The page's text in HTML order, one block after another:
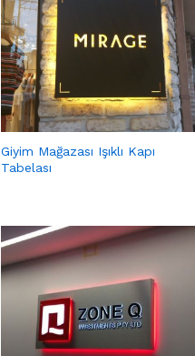
Giyim Mağazası Işıklı Kapı
Tabelası